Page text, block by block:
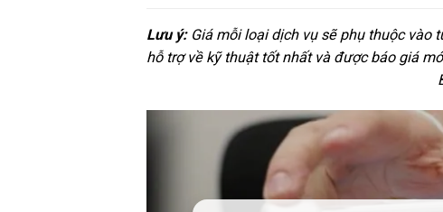
Lưu ý:Giá mỗi loại dịch vụ sẽ phụ thuộc vào
hỗ trợ về kỹ thuật tốt nhất và được báo giá